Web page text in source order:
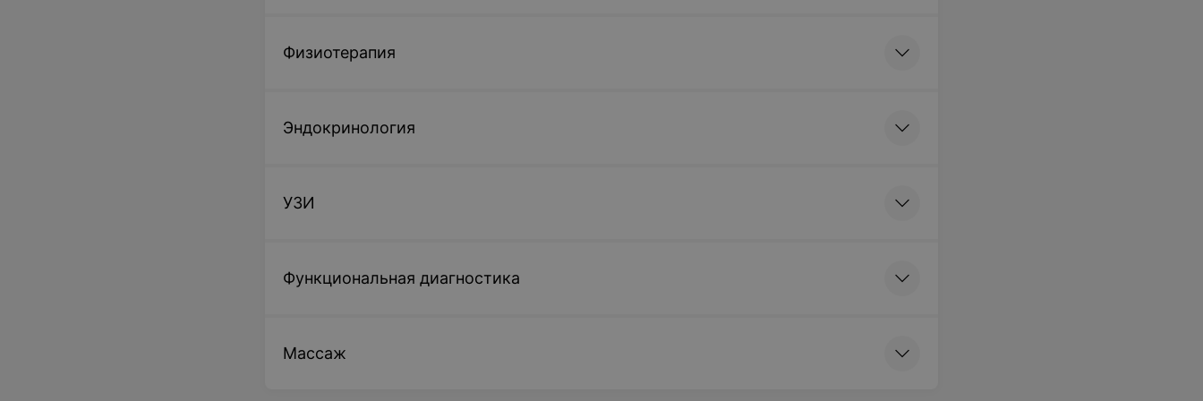
Физиотерапия
Эндокринология
УЗИ
Функциональная диагностика
Массаж